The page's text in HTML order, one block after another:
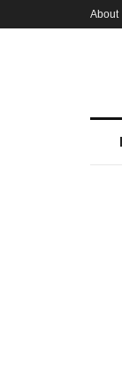
About